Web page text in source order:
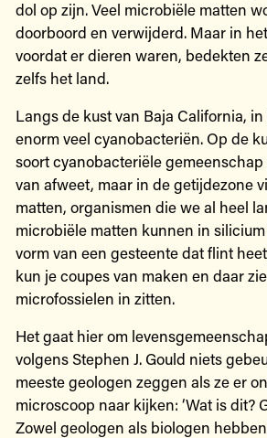
dol op zijn. Veel microbiële matten
doorboord en verwijderd. Maar in
voordat er dieren waren, bedekten
zelfs het land.
Langs de kust van Baja California,
enorm veel cyanobacteriën. Op de
soort cyanobacteriële
van afweet, maar in de getijdezone
matten, organismen die we al heel
microbiële matten kunnen in
vorm van een gesteente dat flint
kun je coupes van maken en daar
microfossielen in zitten.
Het gaat hier om
volgens Stephen J. Gould niets
meeste geologen zeggen als ze er
microscoop naar kijken: ‘Wat is dit?
Zowel geologen als biologen